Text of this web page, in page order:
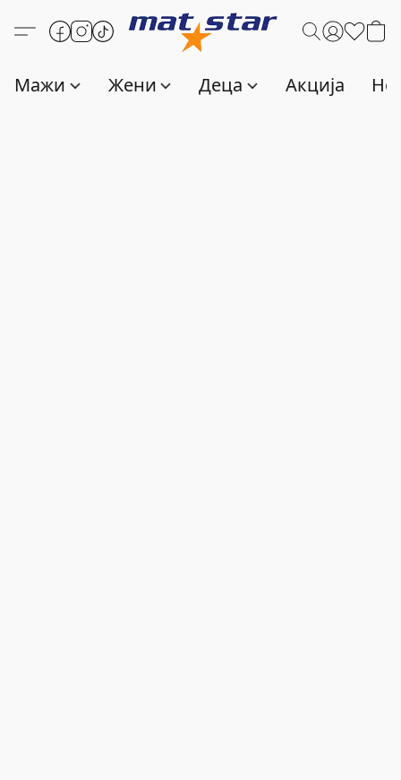
Мажи Жени Деца Акција